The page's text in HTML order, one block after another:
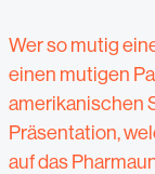
Wer so mutig
einen mutigen
amerikanischen
Präsentation,
auf das